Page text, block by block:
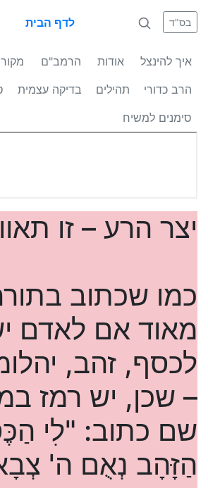
לדף הבית בס"ד
איך להינצל אודות הרמב"ם
הרב כדורי
תהילים בדיקה עצמית
סימנים למשיח
יצר הרע – זו
כמו שכתוב
מאוד אם לאדם
לכסף, זהב,
– שכן, יש רמז
שם כתוב: "לִי
הַזָּהָב נְאֻם ה'